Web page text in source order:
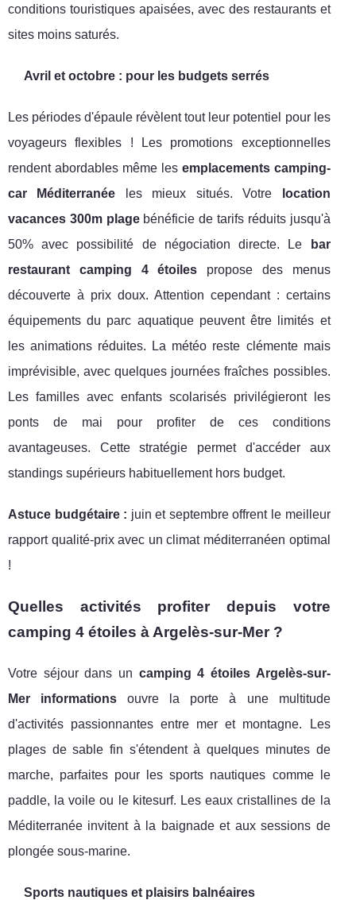
conditions touristiques apaisées, avec des restaurants et
sites moins saturés.
Avril et octobre : pour les budgets serrés
Les périodes d'épaule révèlent tout leur potentiel pour les
voyageurs flexibles ! Les promotions exceptionnelles
rendent abordables même les emplacements camping-
car Méditerranée les mieux situés. Votre
location
vacances 300m plagebénéficie de tarifs réduits jusqu'à
50% avec possibilité de négociation directe. Le
bar
restaurant camping 4 étoiles propose des menus
découverte à prix doux. Attention cependant : certains
équipements du parc aquatique peuvent être limités et
les animations réduites. La météo reste clémente mais
imprévisible, avec quelques journées fraîches possibles.
Les familles avec enfants scolarisés privilégieront les
ponts de mai pour profiter de ces conditions
avantageuses. Cette stratégie permet d'accéder aux
standings supérieurs habituellement hors budget.
Astuce budgétaire : juin et septembre offrent le meilleur
rapport qualité-prix avec un climat méditerranéen optimal
!
Quelles activités profiter depuis votre
camping 4 étoiles à Argelès-sur-Mer ?
Votre séjour dans un camping 4 étoiles Argelès-sur-
Mer informations ouvre la porte à une multitude
d'activités passionnantes entre mer et montagne. Les
plages de sable fin s'étendent à quelques minutes de
marche, parfaites pour les sports nautiques comme le
paddle, la voile ou le kitesurf. Les eaux cristallines de la
Méditerranée invitent à la baignade et aux sessions de
plongée sous-marine.
Sports nautiques et plaisirs balnéaires